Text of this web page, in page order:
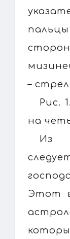
–
Рис.
на
Из
Этот